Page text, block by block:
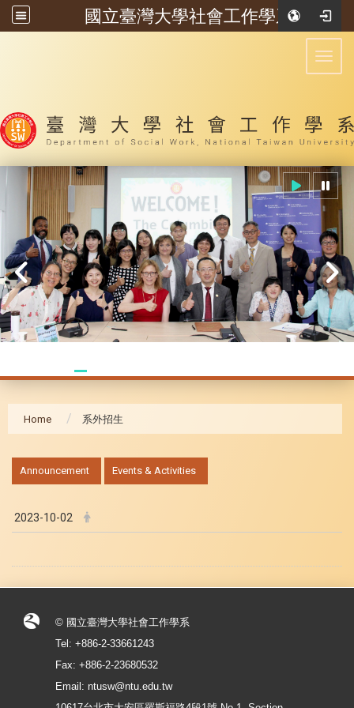
國立臺灣大學社會工作學系
:::
Home 系外招生
Announcement Events & Activities
2023-10-02
© 國立臺灣大學社會工作學系
Tel: +886-2-33661243
Fax: +886-2-23680532
Email: ntusw@ntu.edu.tw